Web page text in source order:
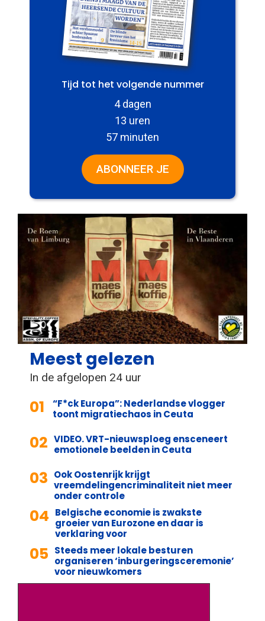
Tijd tot het volgende nummer
4 dagen
13 uren
57 minuten
ABONNEER JE
Meest gelezen
In de afgelopen 24 uur
01
“F*ck Europa”: Nederlandse vlogger
toont migratiechaos in Ceuta
02 VIDEO. VRT-nieuwsploeg ensceneert
emotionele beelden in Ceuta
03 Ook Oostenrijk krijgt
vreemdelingencriminaliteit niet meer
onder controle
04 Belgische economie is zwakste
groeier van Eurozone en daar is
verklaring voor
05 Steeds meer lokale besturen
organiseren ‘inburgeringsceremonie’
voor nieuwkomers